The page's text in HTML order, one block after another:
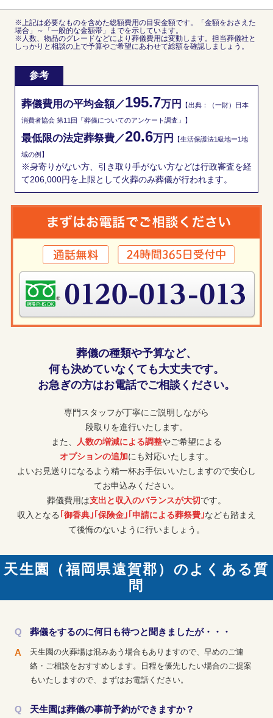
※上記は必要なものを含めた総額費用の目安金額です。「金額をおさえた
場合」～「一般的な金額帯」までを示しています。
※人数、物品のグレードなどにより葬儀費用は変動します。担当葬儀社と
しっかりと相談の上で予算やご希望にあわせて総額を確認しましょう。
参考
葬儀費用の平均金額／195.7万円 【出典：（一財）日本
消費者協会 第11回「葬儀についてのアンケート調査」】
最低限の法定葬祭費／20.6万円 【生活保護法1級地ー1地
域の例】
※身寄りがない方、引き取り手がない方などは行政審査を経
て206,000円を上限として火葬のみ葬儀が行われます。
葬儀の種類や予算など、
何も決めていなくても大丈夫です。
お急ぎの方はお電話でご相談ください。
専門スタッフが丁寧にご説明しながら
段取りを進行いたします。
また、
人数の増減による調整やご希望による
オプションの追加にも対応いたします。
よいお見送りになるよう精一杯お手伝いいたしますので安心し
てお申込みください。
葬儀費用は支出と収入のバランスが大切です。
収入となる ｢御香典｣｢保険金｣｢申請による葬祭費｣なども踏まえ
て後悔のないように行いましょう。
天生園（福岡県遠賀郡）のよくある質
問
葬儀をするのに何日も待つと聞きましたが・・・
天生園の火葬場は混みあう場合もありますので、早めのご連
絡・ご相談をおすすめします。日程を優先したい場合のご提案
もいたしますので、まずはお電話ください。
天生園は葬儀の事前予約ができますか？